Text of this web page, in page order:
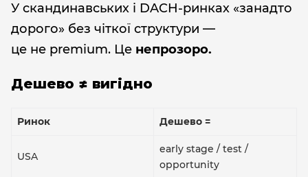
У скандинавських і DACH-ринках «занадто
дорого» без чіткої структури —
це не premium. Це непрозоро.
Дешево ≠ вигідно
Ринок Дешево =
USA
early stage / test /
opportunity